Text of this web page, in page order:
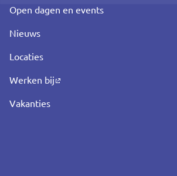
Open dagen en events
Nieuws
Locaties
Werken bij
Vakanties